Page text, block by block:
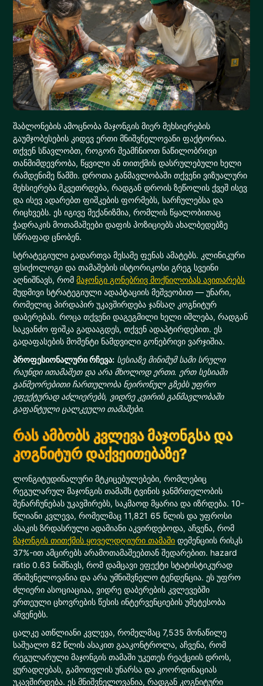
შაბლონების ამოცნობა მაჯონგის მიერ მეხსიერების
გაუმჯობესების კიდევ ერთი მნიშვნელოვანი ფაქტორია.
თქვენ სწავლობთ, როგორ შეამჩნიოთ ნაწილობრივი
თანმიმდევრობა, წყვილი ან თითქმის დასრულებული ხელი
რამდენიმე წამში. დროთა განმავლობაში თქვენი ვიზუალური
მეხსიერება მკვეთრდება, რადგან დროის ზეწოლის ქვეშ ისევ
და ისევ ადარებთ ფიშკების ფორმებს, სარჩულებსა და
რიცხვებს. ეს იგივე მექანიზმია, რომლის წყალობითაც
ჭადრაკის მოთამაშეები დაფის პოზიციებს ახალბედებზე
სწრაფად ცნობენ.
სტრატეგიული გადართვა მესამე ფენას ამატებს. კლინიკური
ფსიქოლოგი და თამაშების ისტორიკოსი გრეგ სვეინი
აღნიშნავს, რომმაჯონგი გონებრივ მოქნილობას ავითარებს
მუდმივი სტრატეგიული ადაპტაციის მეშვეობით — უნარი,
რომელიც პირდაპირ უკავშირდება ჯანსაღ კოგნიტურ
დაბერებას. როცა თქვენი დაგეგმილი ხელი იშლება, რადგან
საკვანძო ფიშკა გადააგდეს, თქვენ ადაპტირდებით. ეს
გადაფასების მომენტი ნამდვილი გონებრივი ვარჯიშია.
პროფესიონალური რჩევა: სესიაზე მინიმუმ სამი სრული
რაუნდი ითამაშეთ და არა მხოლოდ ერთი. ერთ სესიაში
განმეორებითი ჩართულობა ნეირონულ გზებს უფრო
ეფექტურად აძლიერებს, ვიდრე კვირის განმავლობაში
გაფანტული ცალკეული თამაშები.
რას ამბობს კვლევა მაჯონგსა და
კოგნიტურ დაქვეითებაზე?
ლონგიტუდინალური მტკიცებულებები, რომლებიც
რეგულარულ მაჯონგის თამაშს ტვინის ჯანმრთელობის
შენარჩუნებას უკავშირებს, საკმაოდ მყარია და იზრდება. 10-
წლიანი კვლევა, რომელმაც 11,821 65 წლის და უფროსი
ასაკის ზრდასრული ადამიანი აკვირდებოდა, აჩვენა, რომ
მაჯონგის თითქმის ყოველდღიური თამაში დემენციის რისკს
37%-ით ამცირებს არამოთამაშეებთან შედარებით. hazard
ratio 0.63 ნიშნავს, რომ დამცავი ეფექტი სტატისტიკურად
მნიშვნელოვანია და არა უმნიშვნელო ტენდენცია. ეს უფრო
ძლიერი ასოციაციაა, ვიდრე დაბერების კვლევებში
ერთეული ცხოვრების წესის ინტერვენციების უმეტესობა
აჩვენებს.
ცალკე ათწლიანი კვლევა, რომელმაც 7,535 მონაწილე
საშუალო 82 წლის ასაკით გააკონტროლა, აჩვენა, რომ
რეგულარული მაჯონგის თამაში უკეთეს რეაქციის დროს,
ყურადღებას, გამოთვლის უნარსა და კოორდინაციას
უკავშირდება. ეს მნიშვნელოვანია, რადგან კოგნიტური